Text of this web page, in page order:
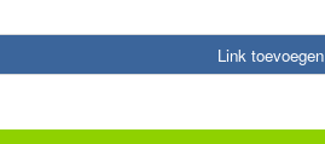
Link toevoegen